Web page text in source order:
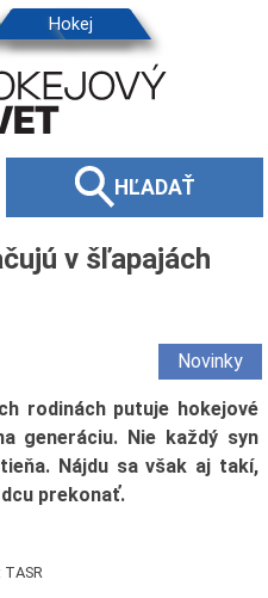
HĽADAŤ
v šľapajách
Novinky
rodinách putuje hokejové
generáciu. Nie každý syn
Nájdu sa však aj takí,
prekonať.